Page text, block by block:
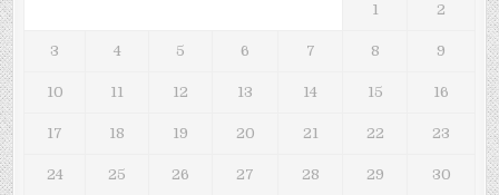
1 2
3 4 5 6 7 8 9
10 11 12 13 14 15 16
17 18 19 20 21 22 23
24 25 26 27 28 29 30